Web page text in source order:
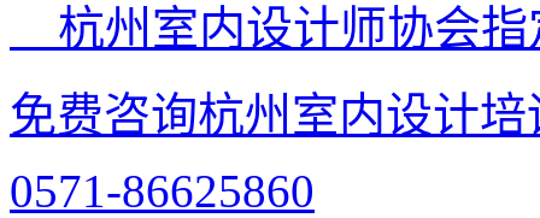
杭州室内设计师协会
免费咨询杭州室内设计
0571-86625860